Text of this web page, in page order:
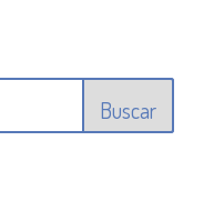
Buscar